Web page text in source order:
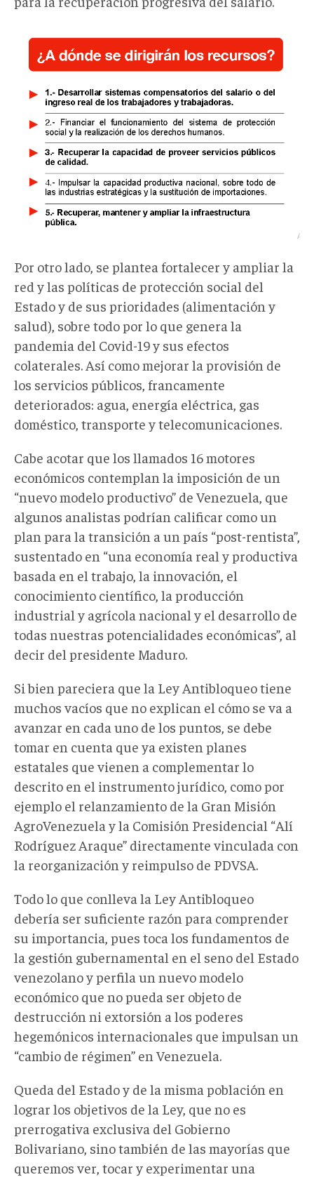
Por otro lado, se plantea fortalecer y ampliar la
red y las políticas de protección social del
Estado y de sus prioridades (alimentación y
salud), sobre todo por lo que genera la
pandemia del Covid-19 y sus efectos
colaterales. Así como mejorar la provisión de
los servicios públicos, francamente
deteriorados: agua, energía eléctrica, gas
doméstico, transporte y telecomunicaciones.
Cabe acotar que los llamados 16 motores
económicos contemplan la imposición de un
“nuevo modelo productivo” de Venezuela, que
algunos analistas podrían calificar como un
plan para la transición a un país “post-rentista”,
sustentado en “una economía real y productiva
basada en el trabajo, la innovación, el
conocimiento científico, la producción
industrial y agrícola nacional y el desarrollo de
todas nuestras potencialidades económicas”, al
decir del presidente Maduro.
Si bien pareciera que la Ley Antibloqueo tiene
muchos vacíos que no explican el cómo se va a
avanzar en cada uno de los puntos, se debe
tomar en cuenta que ya existen planes
estatales que vienen a complementar lo
descrito en el instrumento jurídico, como por
ejemplo el relanzamiento de la Gran Misión
AgroVenezuela y la Comisión Presidencial “Alí
Rodríguez Araque” directamente vinculada con
la reorganización y reimpulso de PDVSA.
Todo lo que conlleva la Ley Antibloqueo
debería ser suficiente razón para comprender
su importancia, pues toca los fundamentos de
la gestión gubernamental en el seno del Estado
venezolano y perfila un nuevo modelo
económico que no pueda ser objeto de
destrucción ni extorsión a los poderes
hegemónicos internacionales que impulsan un
“cambio de régimen” en Venezuela.
Queda del Estado y de la misma población en
lograr los objetivos de la Ley, que no es
prerrogativa exclusiva del Gobierno
Bolivariano, sino también de las mayorías que
queremos ver, tocar y experimentar una